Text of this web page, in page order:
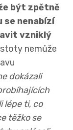
být zpětně
se nenabízí
vzniklý
nemůže
dokázali
lépe ti, co
těžko se